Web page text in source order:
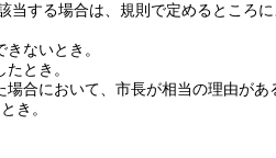
当する場合は、規則で定めるところ
ないとき。
とき。
合において、市長が相当の理由があ
き。